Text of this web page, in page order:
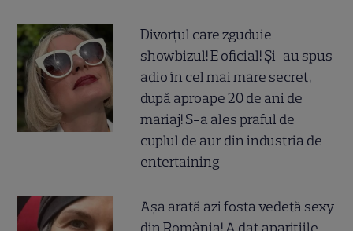
Divorțul care zguduie
showbizul! E oficial! Și-au spus
adio în cel mai mare secret,
după aproape 20 de ani de
mariaj! S-a ales praful de
cuplul de aur din industria de
entertaining
Așa arată azi fosta vedetă sexy